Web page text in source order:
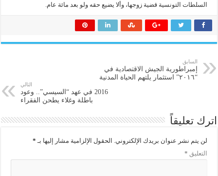
السلطات التونسية قضية زوجها، وألا يضيع حقه ولو بعد مائة عام.
السابق
إمبراطورية الجيش الاقتصادية في
“٢٠١٦” استثمار يلتهم الحياة المدنية
التالي
2016 في عهد “السيسي”.. وعود
باطلة وغلاء يطحن الفقراء
اترك تعليقاً
لن يتم نشر عنوان بريدك الإلكتروني. الحقول الإلزامية مشار إليها بـ *
التعليق *